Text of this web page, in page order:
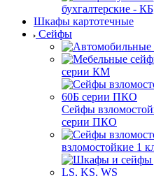
бухгалтерские -
Шкафы картотечные
Сейфы
серии КМ
Сейфы
серии ПКО
взломостойкие 1